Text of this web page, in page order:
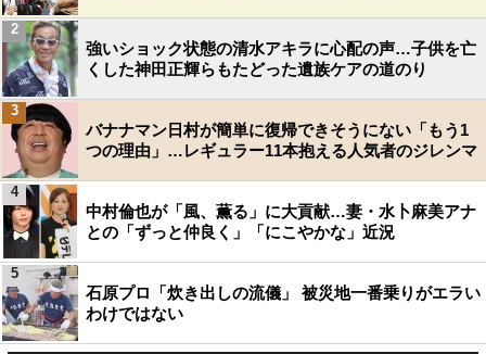
強いショック状態の清水アキラに心配の声…子供を亡
くした神田正輝らもたどった遺族ケアの道のり
2
バナナマン日村が簡単に復帰できそうにない「もう1
つの理由」…レギュラー11本抱える人気者のジレンマ
3
中村倫也が「風、薫る」に大貢献…妻・水卜麻美アナ
との「ずっと仲良く」「にこやかな」近況
4
石原プロ「炊き出しの流儀」 被災地一番乗りがエラい
わけではない
5